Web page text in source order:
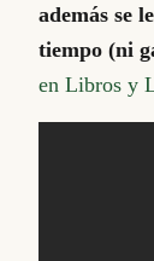
además se
tiempo (ni
en Libros y